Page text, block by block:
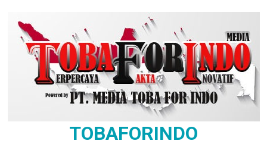
content
TOBAFORINDO